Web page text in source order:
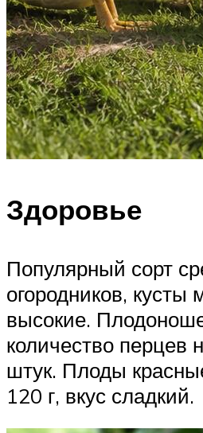
Здоровье
Популярный сорт
огородников,
высокие.
количество перцев
штук. Плоды
120 г, вкус сладкий.